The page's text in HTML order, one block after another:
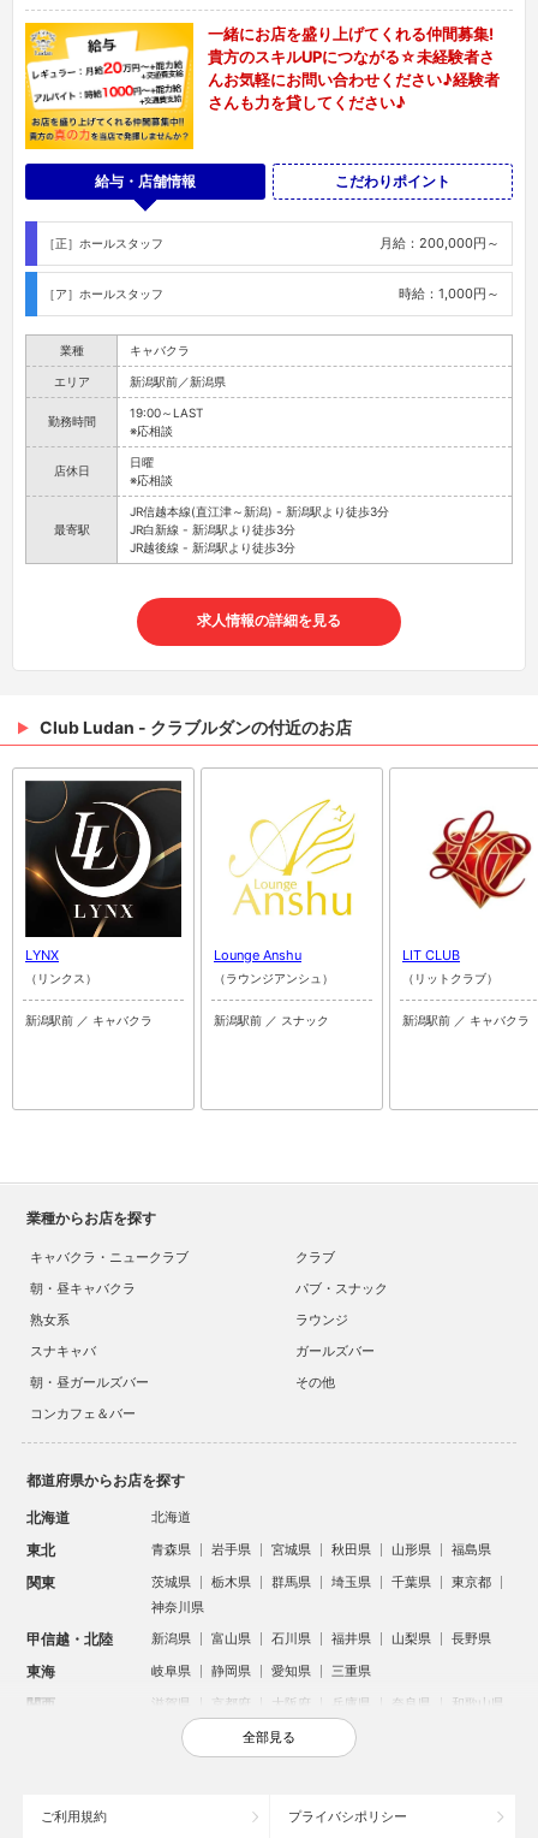
一緒にお店を盛り上げてくれる仲間募集!
貴方のスキルUPにつながる☆未経験者さ
んお気軽にお問い合わせください♪経験者
さんも力を貸してください♪
給与・店舗情報 こだわりポイント
［正］ホールスタッフ 月給：200,000円～
［ア］ホールスタッフ 時給：1,000円～
業種 キャバクラ
エリア 新潟駅前／新潟県
勤務時間
19:00～LAST
※応相談
店休日
日曜
※応相談
最寄駅
JR信越本線(直江津～新潟) - 新潟駅より徒歩3分
JR白新線 - 新潟駅より徒歩3分
JR越後線 - 新潟駅より徒歩3分
求人情報の詳細を見る
Club Ludan - クラブルダンの付近のお店
LYNX
（リンクス）
新潟駅前 ／ キャバクラ
Lounge Anshu
（ラウンジアンシュ）
新潟駅前 ／ スナック
LIT CLUB
（リットクラブ）
新潟駅前 ／ キャバクラ
業種からお店を探す
キャバクラ・ニュークラブ
クラブ
朝・昼キャバクラ
パブ・スナック
熟女系
ラウンジ
スナキャバ
ガールズバー
朝・昼ガールズバー
その他
コンカフェ＆バー
都道府県からお店を探す
北海道 北海道
東北 青森県 岩手県 宮城県 秋田県 山形県 福島県
関東 茨城県 栃木県 群馬県 埼玉県 千葉県
東京都
神奈川県
甲信越・北陸 新潟県 富山県 石川県 福井県 山梨県 長野県
東海 岐阜県 静岡県 愛知県 三重県
関西 滋賀県 京都府 大阪府 兵庫県 奈良県 和歌山県
鳥取県 島根県 岡山県 広島県
沖縄県
全部見る
ご利用規約 プライバシポリシー